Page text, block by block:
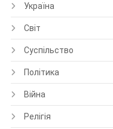
Україна
Світ
Суспільство
Політика
Війна
Релігія